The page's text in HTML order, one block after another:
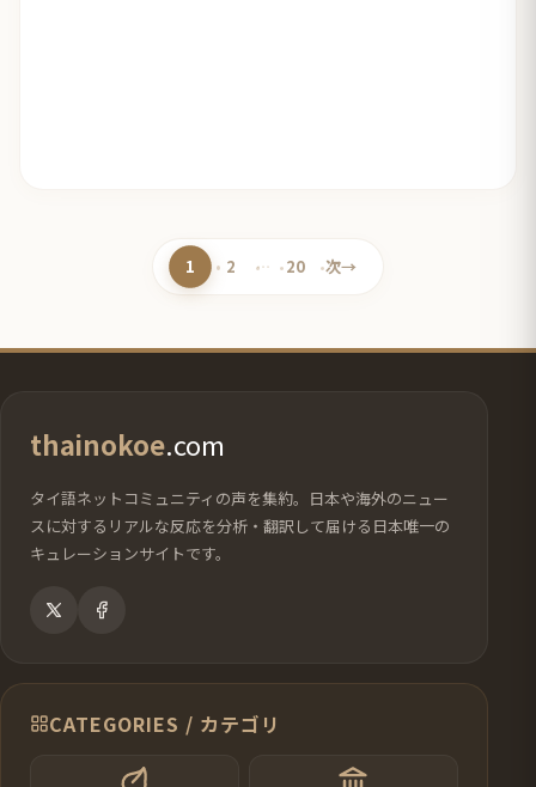
ペ
1
ペ
2 …
ペ
20 次→
thainokoe.com
タイ語ネットコミュニティの声を集約。日本や海外のニュー
スに対するリアルな反応を分析・翻訳して届ける日本唯一の
キュレーションサイトです。
CATEGORIES / カテゴリ